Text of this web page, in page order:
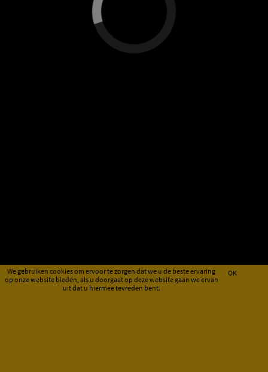
We gebruiken cookies om ervoor te zorgen dat we u de beste ervaring
op onze website bieden, als u doorgaat op deze website gaan we ervan
uit dat u hiermee tevreden bent.
OK